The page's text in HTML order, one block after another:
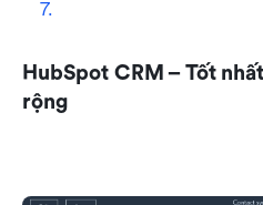
HubSpot CRM – Tốt
rộng